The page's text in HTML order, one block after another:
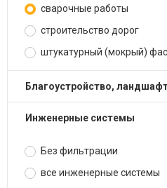
сварочные работы
строительство дорог
штукатурный (мокрый)
благоустройство,
инженерные системы
Без фильтрации
все инженерные системы